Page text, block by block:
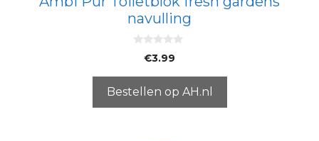
navulling
5
€3.99
Bestellen op AH.nl